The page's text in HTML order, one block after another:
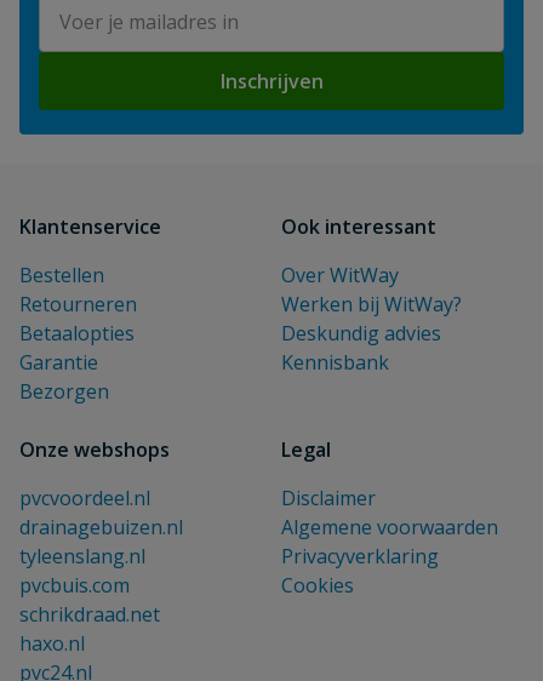
Inschrijven
Klantenservice
Bestellen
Retourneren
Betaalopties
Garantie
Bezorgen
Ook interessant
Over WitWay
Werken bij WitWay?
Deskundig advies
Kennisbank
Onze webshops
pvcvoordeel.nl
drainagebuizen.nl
tyleenslang.nl
pvcbuis.com
schrikdraad.net
haxo.nl
pvc24.nl
Legal
Disclaimer
Algemene voorwaarden
Privacyverklaring
Cookies